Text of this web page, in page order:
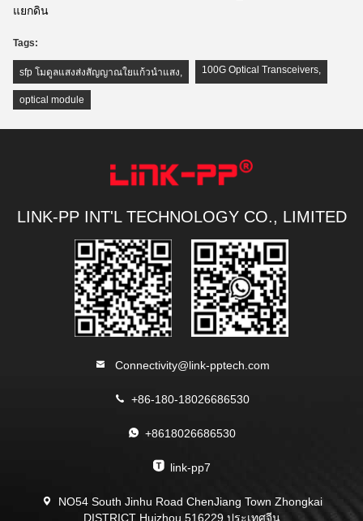
แยกดิน
Tags:
sfp โมดูลแสงส่งสัญญาณใยแก้วนำแสง, 100G Optical Transceivers,
optical module
LINK-PP INT'L TECHNOLOGY CO., LIMITED
Connectivity@link-pptech.com
+86-180-18026686530
+8618026686530
link-pp7
NO54 South Jinhu Road ChenJiang Town Zhongkai
DISTRICT Huizhou 516229 ประเทศจีน